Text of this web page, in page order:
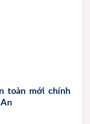
toàn mới chính